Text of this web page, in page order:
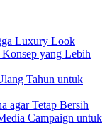
Luxury Look
yang Lebih
Tahun untuk
agar Tetap Bersih
Campaign untuk